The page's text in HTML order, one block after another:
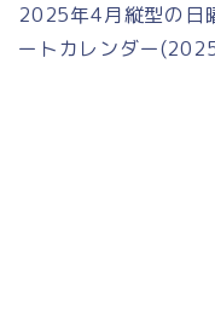
2025年4月縦型の日
ートカレンダー